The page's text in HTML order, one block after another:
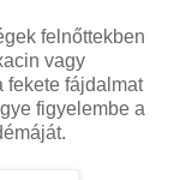
felnőttekben
vagy
fekete fájdalmat
figyelembe a